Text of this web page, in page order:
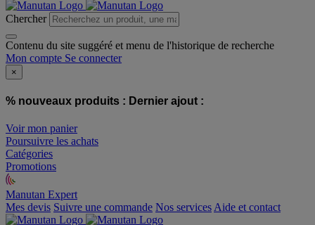
Chercher
Contenu du site suggéré et menu de l'historique de recherche
Mon compte Se connecter
×
% nouveaux produits : Dernier ajout :
Voir mon panier
Poursuivre les achats
Catégories
Promotions
Manutan Expert
offre reconditionnée
Mes devis Suivre une commande Nos services